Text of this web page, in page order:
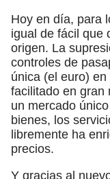
Hoy en día, para
igual de fácil que
origen. La
controles de
única (el euro)
facilitado en gran
un mercado
bienes, los
libremente ha
precios.
Y gracias al